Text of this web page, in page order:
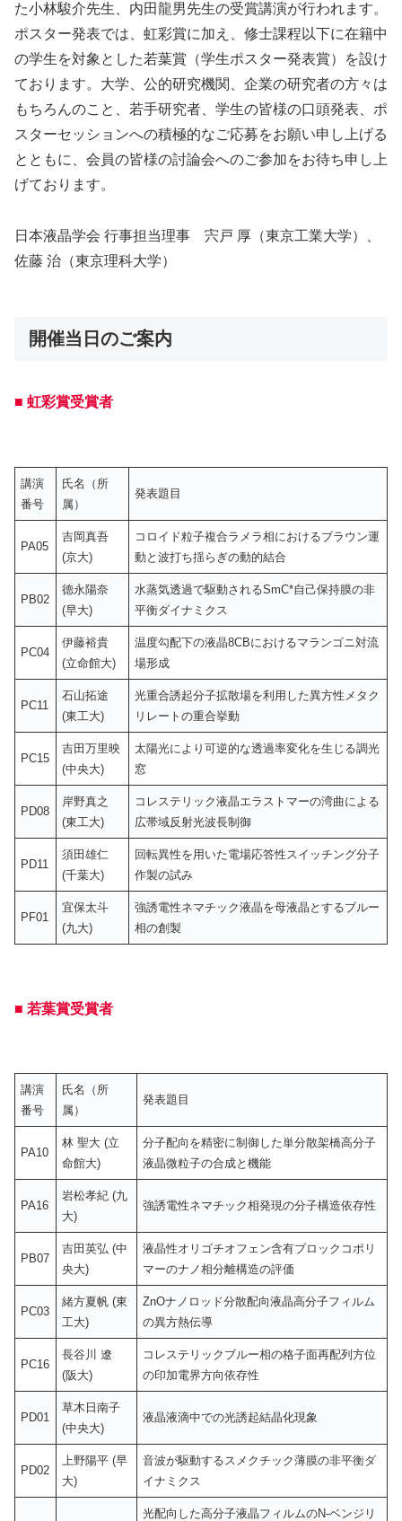
た小林駿介先生、内田龍男先生の受賞講演が行われます。
ポスター発表では、虹彩賞に加え、修士課程以下に在籍中
の学生を対象とした若葉賞（学生ポスター発表賞）を設け
ております。大学、公的研究機関、企業の研究者の方々は
もちろんのこと、若手研究者、学生の皆様の口頭発表、ポ
スターセッションへの積極的なご応募をお願い申し上げる
とともに、会員の皆様の討論会へのご参加をお待ち申し上
げております。
日本液晶学会 行事担当理事 宍戸 厚（東京工業大学）、
佐藤 治（東京理科大学）
開催当日のご案内
■ 虹彩賞受賞者
講演
番号
氏名（所
属）
発表題目
PA05
吉岡真吾
(京大)
コロイド粒子複合ラメラ相におけるブラウン運
動と波打ち揺らぎの動的結合
PB02
德永陽奈
(早大)
水蒸気透過で駆動されるSmC*自己保持膜の非
平衡ダイナミクス
PC04
伊藤裕貴
(立命館大)
温度勾配下の液晶8CBにおけるマランゴニ対流
場形成
PC11
石山拓途
(東工大)
光重合誘起分子拡散場を利用した異方性メタク
リレートの重合挙動
PC15
吉田万里映
(中央大)
太陽光により可逆的な透過率変化を生じる調光
窓
PD08
岸野真之
(東工大)
コレステリック液晶エラストマーの湾曲による
広帯域反射光波長制御
PD11
須田雄仁
(千葉大)
回転異性を用いた電場応答性スイッチング分子
作製の試み
PF01
宜保太斗
(九大)
強誘電性ネマチック液晶を母液晶とするブルー
相の創製
■ 若葉賞受賞者
講演
番号
氏名（所
属）
発表題目
PA10
林 聖大 (立
命館大)
分子配向を精密に制御した単分散架橋高分子
液晶微粒子の合成と機能
PA16
岩松孝紀 (九
大)
強誘電性ネマチック相発現の分子構造依存性
PB07
吉田英弘 (中
央大)
液晶性オリゴチオフェン含有ブロックコポリ
マーのナノ相分離構造の評価
PC03
緒方夏帆 (東
工大)
ZnOナノロッド分散配向液晶高分子フィルム
の異方熱伝導
PC16
長谷川 遼
(阪大)
コレステリックブルー相の格子面再配列方位
の印加電界方向依存性
PD01
草木日南子
(中央大)
液晶液滴中での光誘起結晶化現象
PD02
上野陽平 (早
大)
音波が駆動するスメクチック薄膜の非平衡ダ
イナミクス
光配向した高分子液晶フィルムのN-ベンジリ